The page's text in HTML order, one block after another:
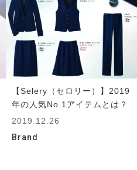
【Selery（セロリー）】2019
年の人気No.1アイテムとは？
2019.12.26
Brand